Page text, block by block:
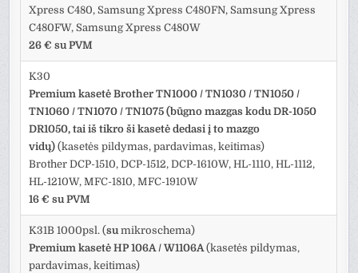
Xpress C480, Samsung Xpress C480FN, Samsung Xpress
C480FW, Samsung Xpress C480W
26 € su PVM
K30
Premium kasetė Brother TN1000 / TN1030 / TN1050 /
TN1060 / TN1070 / TN1075 (būgno mazgas kodu DR-1050
DR1050, tai iš tikro ši kasetė dedasi į to mazgo
vidų) (kasetės pildymas, pardavimas, keitimas)
Brother DCP-1510, DCP-1512, DCP-1610W, HL-1110, HL-1112,
HL-1210W, MFC-1810, MFC-1910W
16 € su PVM
K31B 1000psl. (sumikroschema)
Premium kasetė HP 106A / W1106A(kasetės pildymas,
pardavimas, keitimas)